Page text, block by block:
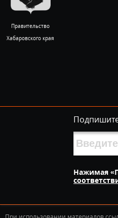
Правительство
Хабаровского края
Нажимая